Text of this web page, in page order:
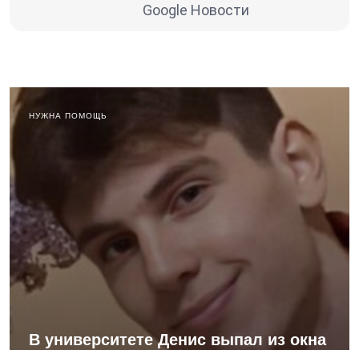
Google Новости
НУЖНА ПОМОЩЬ
В университете Денис выпал из окна